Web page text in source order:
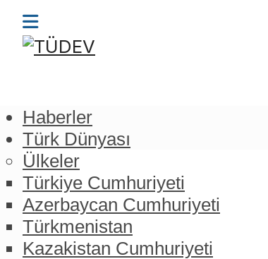
Haberler
Türk Dünyası
Ülkeler
Türkiye Cumhuriyeti
Azerbaycan Cumhuriyeti
Türkmenistan
Kazakistan Cumhuriyeti